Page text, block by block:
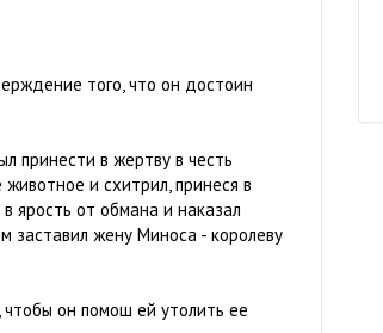
того, что он достоин
принести в жертву в честь
и схитрил, принеся в
ярость от обмана и наказал
заставил жену Миноса - королеву
он помош ей утолить ее